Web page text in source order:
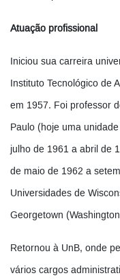
Atuação profissional
Iniciou sua carreira
Instituto Tecnológico de
em 1957. Foi professor
Paulo (hoje uma
julho de 1961 a abril de
de maio de 1962 a
Universidades de
Georgetown
Retornou à UnB, onde
vários cargos